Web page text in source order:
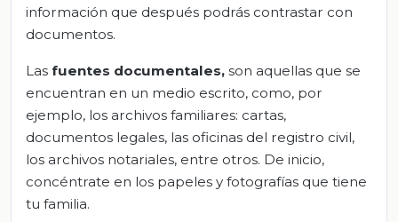
información que después podrás contrastar con
documentos.
Las fuentes documentales, son aquellas que se
encuentran en un medio escrito, como, por
ejemplo, los archivos familiares: cartas,
documentos legales, las oficinas del registro civil,
los archivos notariales, entre otros. De inicio,
concéntrate en los papeles y fotografías que tiene
tu familia.